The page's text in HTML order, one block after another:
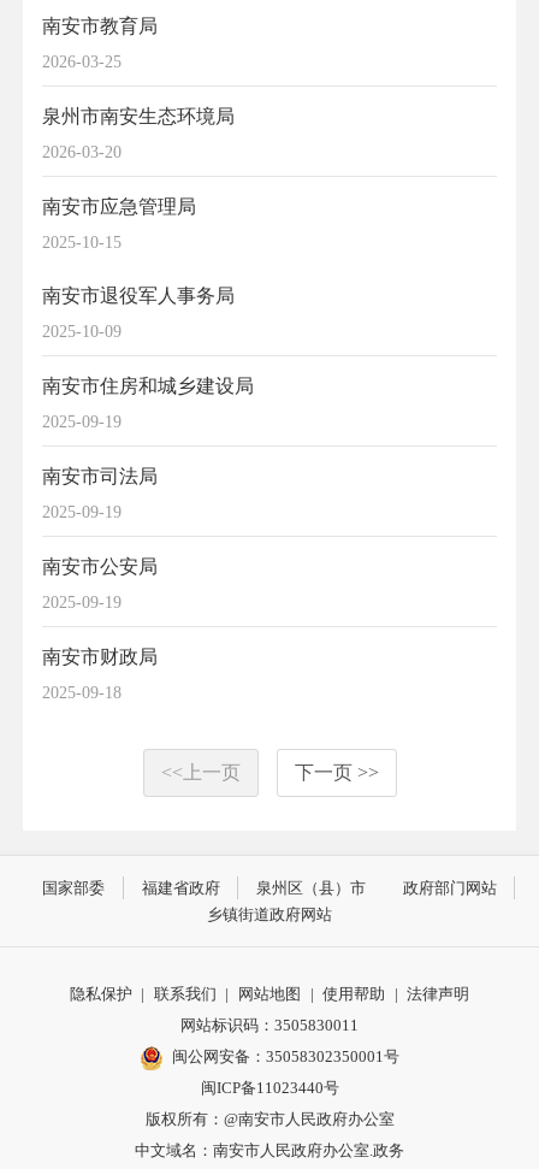
2026-03-25
南安市教育局
2026-03-20
泉州市南安生态环境局
2025-10-15
南安市应急管理局
2025-10-09
南安市退役军人事务局
2025-09-19
南安市住房和城乡建设局
2025-09-19
南安市司法局
2025-09-19
南安市公安局
2025-09-18
南安市财政局
<<上一页 下一页 >>
国家部委 福建省政府 泉州区（县）市
政府部门网站
乡镇街道政府网站
隐私保护 | 联系我们 | 网站地图 | 使用帮助 | 法律声明
网站标识码：3505830011
闽公网安备：35058302350001号
闽ICP备11023440号
版权所有：@南安市人民政府办公室
中文域名：南安市人民政府办公室.政务